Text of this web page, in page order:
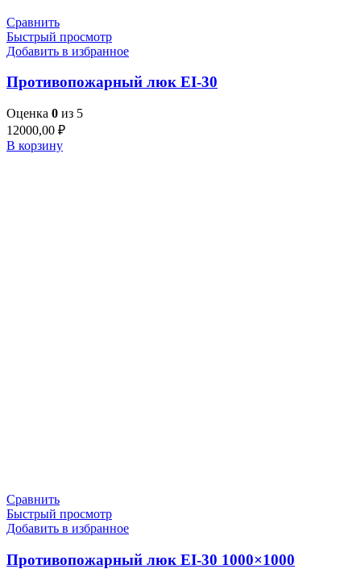
Сравнить
Быстрый просмотр
Добавить в избранное
Противопожарный люк EI-30
Оценка 0 из 5
12000,00 ₽
В корзину
Сравнить
Быстрый просмотр
Добавить в избранное
Противопожарный люк EI-30 1000×1000